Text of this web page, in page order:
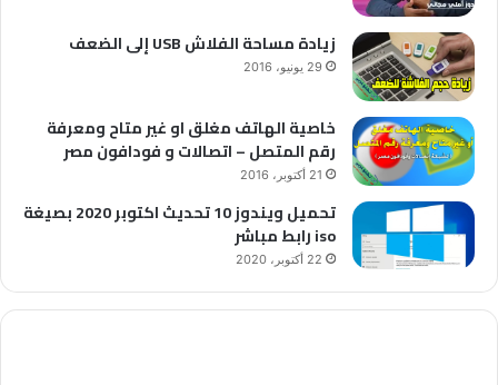
زيادة مساحة الفلاش USB إلى الضعف
29 يونيو، 2016
خاصية الهاتف مغلق او غير متاح ومعرفة
رقم المتصل – اتصالات و فودافون مصر
21 أكتوبر، 2016
تحميل ويندوز 10 تحديث اكتوبر 2020 بصيغة
iso رابط مباشر
22 أكتوبر، 2020